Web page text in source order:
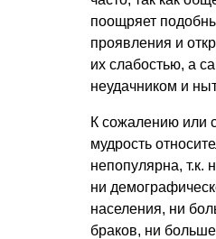
поощряет
проявления и
их слабостью, а
неудачником и
К сожалению или
мудрость
непопулярна, т.к.
ни
населения, ни
браков, ни